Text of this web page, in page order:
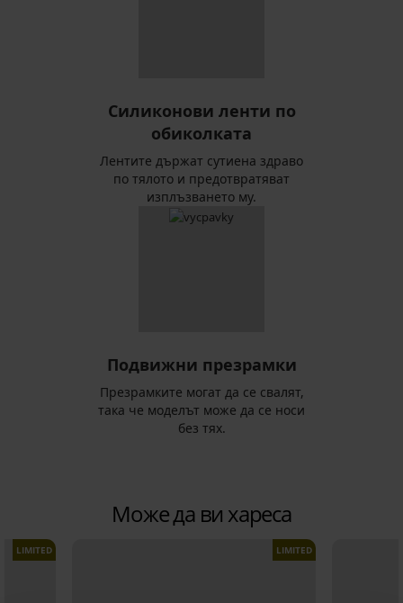
Силиконови ленти по
обиколката
Лентите държат сутиена здраво
по тялото и предотвратяват
изплъзването му.
Подвижни презрамки
Презрамките могат да се свалят,
така че моделът може да се носи
без тях.
Може да ви хареса
LIMITED LIMITED